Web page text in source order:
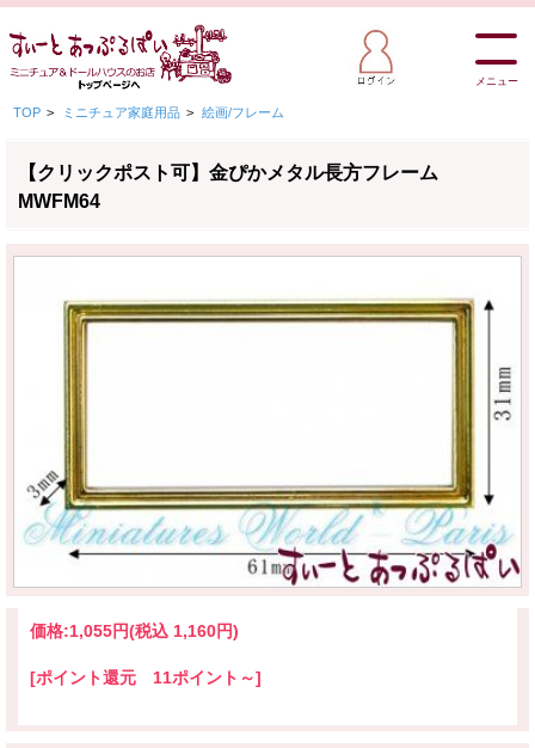
メニュー
TOP > ミニチュア家庭用品 > 絵画/フレーム
【クリックポスト可】金ぴかメタル長方フレーム
MWFM64
価格:1,055円(税込 1,160円)
[ポイント還元 11ポイント～]